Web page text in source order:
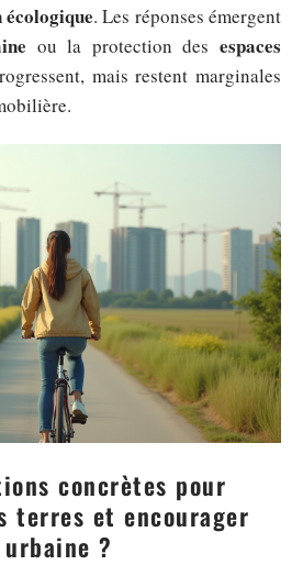
. Les réponses émergent
ou la protection desespaces
mais restent marginales
concrètes pour
terres et encourager
?